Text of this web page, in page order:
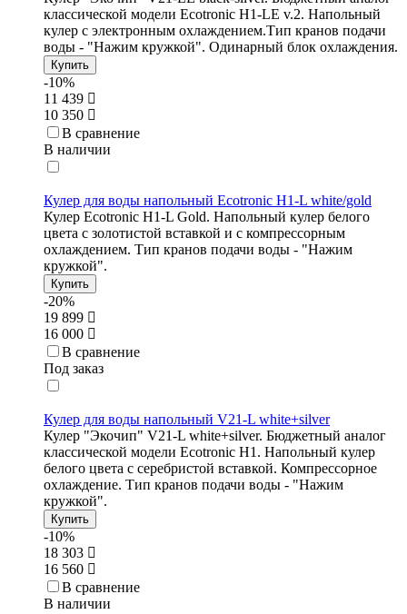
классической модели Ecotronic H1-LE v.2. Напольный
кулер с электронным охлаждением.Тип кранов подачи
воды - "Нажим кружкой". Одинарный блок охлаждения.
Купить
-10%
11 439
10 350
В сравнение
В наличии
Кулер для воды напольный Ecotronic H1-L white/gold
Кулер Ecotronic H1-L Gold. Напольный кулер белого
цвета с золотистой вставкой и с компрессорным
охлаждением. Тип кранов подачи воды - "Нажим
кружкой".
Купить
-20%
19 899
16 000
В сравнение
Под заказ
Кулер для воды напольный V21-L white+silver
Кулер "Экочип" V21-L white+silver. Бюджетный аналог
классической модели Ecotronic Н1. Напольный кулер
белого цвета с серебристой вставкой. Компрессорное
охлаждение. Тип кранов подачи воды - "Нажим
кружкой".
Купить
-10%
18 303
16 560
В сравнение
В наличии